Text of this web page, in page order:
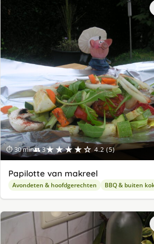
⏱ 30 min👥 3★★★★☆ 4.2 (5)
Papilotte van makreel
Avondeten & hoofdgerechten BBQ & buiten